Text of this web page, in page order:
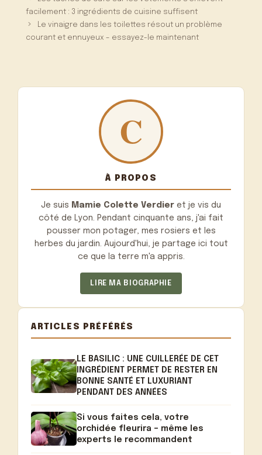
facilement : 3 ingrédients de cuisine suffisent
Le vinaigre dans les toilettes résout un problème
courant et ennuyeux – essayez-le maintenant
À PROPOS
Je suis Mamie Colette Verdier et je vis du
côté de Lyon. Pendant cinquante ans, j'ai fait
pousser mon potager, mes rosiers et les
herbes du jardin. Aujourd'hui, je partage ici tout
ce que la terre m'a appris.
LIRE MA BIOGRAPHIE
ARTICLES PRÉFÉRÉS
LE BASILIC : UNE CUILLERÉE DE CET
INGRÉDIENT PERMET DE RESTER EN
BONNE SANTÉ ET LUXURIANT
PENDANT DES ANNÉES
Si vous faites cela, votre
orchidée fleurira – même les
experts le recommandent